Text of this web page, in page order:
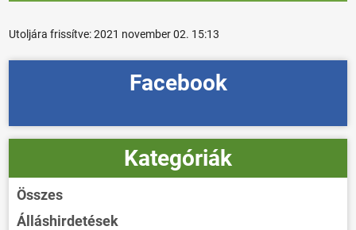
Utoljára frissítve:2021 november 02. 15:13
Facebook
Kategóriák
Összes
Álláshirdetések